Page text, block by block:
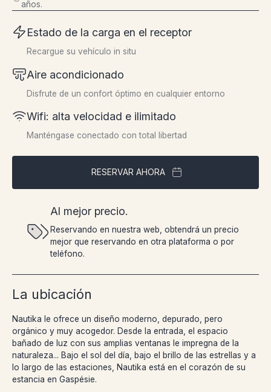
años.
Estado de la carga en el receptor
Recargue su vehículo in situ
Aire acondicionado
Disfrute de un confort óptimo en cualquier entorno
Wifi: alta velocidad e ilimitado
Manténgase conectado con total libertad
RESERVAR AHORA
Al mejor precio.
Reservando en nuestra web, obtendrá un precio
mejor que reservando en otra plataforma o por
teléfono.
La ubicación
Nautika le ofrece un diseño moderno, depurado, pero
orgánico y muy acogedor. Desde la entrada, el espacio
bañado de luz con sus amplias ventanas le impregna de la
naturaleza... Bajo el sol del día, bajo el brillo de las estrellas y a
lo largo de las estaciones, Nautika está en el corazón de su
estancia en Gaspésie.